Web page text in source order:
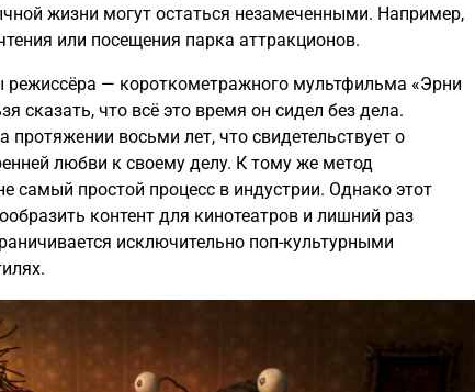
жизни могут остаться незамеченными. Например,
или посещения парка аттракционов.
— короткометражного мультфильма «Эрни
сказать, что всё это время он сидел без дела.
восьми лет, что свидетельствует о
любви к своему делу. К тому же метод
самый простой процесс в индустрии. Однако этот
контент для кинотеатров и лишний раз
исключительно поп-культурными